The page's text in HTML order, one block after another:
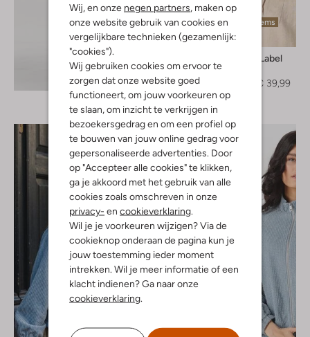
Wij, en onze negen partners, maken op
onze website gebruik van cookies en
vergelijkbare technieken (gezamenlijk:
"cookies").
Wij gebruiken cookies om ervoor te
zorgen dat onze website goed
functioneert, om jouw voorkeuren op
te slaan, om inzicht te verkrijgen in
bezoekersgedrag en om een profiel op
te bouwen van jouw online gedrag voor
gepersonaliseerde advertenties. Door
op "Accepteer alle cookies" te klikken,
ga je akkoord met het gebruik van alle
cookies zoals omschreven in onze
privacy- en cookieverklaring.
Wil je je voorkeuren wijzigen? Via de
cookieknop onderaan de pagina kun je
jouw toestemming ieder moment
intrekken. Wil je meer informatie of een
klacht indienen? Ga naar onze
cookieverklaring.
Ontdek de look
Laatste items
-60%
Another Label
Blouse
€ 39,99